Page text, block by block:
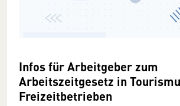
Infos für Arbeitgeber zum
Arbeitszeitgesetz in
Freizeitbetrieben